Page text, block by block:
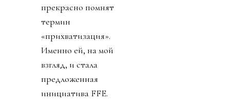
прекрасно помнят
термин
«прихватизация».
Именно ей, на мой
взгляд, и стала
предложенная
инициатива FFE.